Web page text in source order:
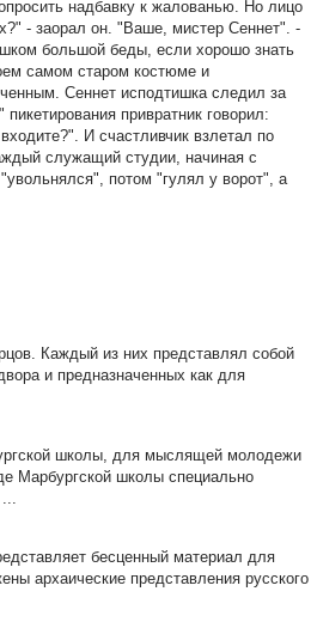
надбавку к жалованью. Но лицо
- заорал он. "Ваше, мистер Сеннет". -
большой беды, если хорошо знать
самом старом костюме и
Сеннет исподтишка следил за
привратник говорил:
И счастливчик взлетал по
служащий студии, начиная с
потом "гулял у ворот", а
Каждый из них представлял собой
и предназначенных как для
школы, для мыслящей молодежи
Марбургской школы специально
...
бесценный материал для
архаические представления русского